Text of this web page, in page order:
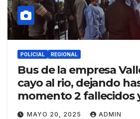
POLICIAL REGIONAL
Bus de la empresa
cayo al rio, dejando
momento 2 fallecidos
de gravedad
MAYO 20, 2025 ADMIN